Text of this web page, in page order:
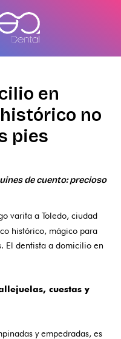
en
no
pies
de cuento: precioso
varita a Toledo, ciudad
histórico, mágico para
El dentista a domicilio en
cuestas y
y empedradas, es